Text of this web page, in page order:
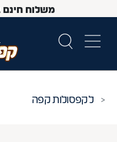
משלוח
קפסולות קפה